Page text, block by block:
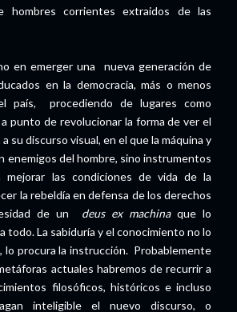
hombres corrientes extraidos de las
en emerger una nueva generación de
en la democracia, más o menos
país, procediendo de lugares como
punto de revolucionar la forma de ver el
su discurso visual, en el que la máquina y
enemigos del hombre, sino instrumentos
mejorar las condiciones de vida de la
la rebeldía en defensa de los derechos
de un deus ex machinaque lo
todo. La sabiduría y el conocimiento no lo
lo procura la instrucción. Probablemente
actuales habremos de recurrir a
filosóficos, históricos e incluso
inteligible el nuevo discurso, o